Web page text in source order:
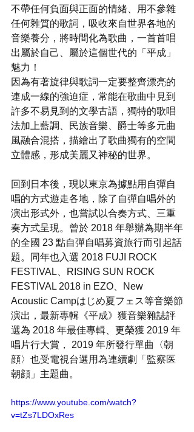
不帶任何負面與正面的情緒、用不參雜
任何雜質的歌詞，吸收來自世界各地的
音樂養分，將時間化為歌曲，一首首唱
出屬於自己、屬於這個世代的「平成」
魅力！
因為有著旋律與歌詞一定要整齊漂亮的
連成一線的強迫症，常能在歌曲中見到
許多不易見到的文學古語，獨特的歌唱
法加上藍調、民族音樂、爵士等多元曲
風融合混搭，描繪出了歌曲獨有的空間
立體感，形成美麗又神秘的世界。
回到日本後，現以東京為據點用自彈自
唱的方式遊走各地，除了自彈自唱外的
演出形式外，也嘗試以合奏方式、三重
奏方式呈現。曾於 2018 年舉辦為期半年
的全國 23 點自彈自唱募資旅行而引起話
題。同年也入選 2018 FUJI ROCK
FESTIVAL、RISING SUN ROCK
FESTIVAL 2018 in EZO、New
Acoustic Campはじめ夏フェス等音樂節
演出，最新專輯《平成》獲音樂雜誌評
選為 2018 年最佳專輯、更榮獲 2019 年
唱片行大賞， 2019 年所發行單曲〈朝
顔〉也受電視台選用為連續劇「監察医
朝顔」主題曲。
https://www.youtube.com/watch?
v=tZs7LDOxRes